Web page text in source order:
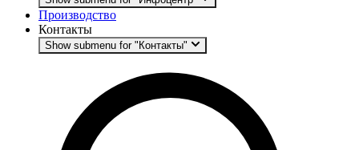
Производство
Контакты
Show submenu for "Контакты"